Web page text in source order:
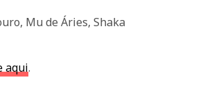
Mu de Áries, Shaka
aqui.